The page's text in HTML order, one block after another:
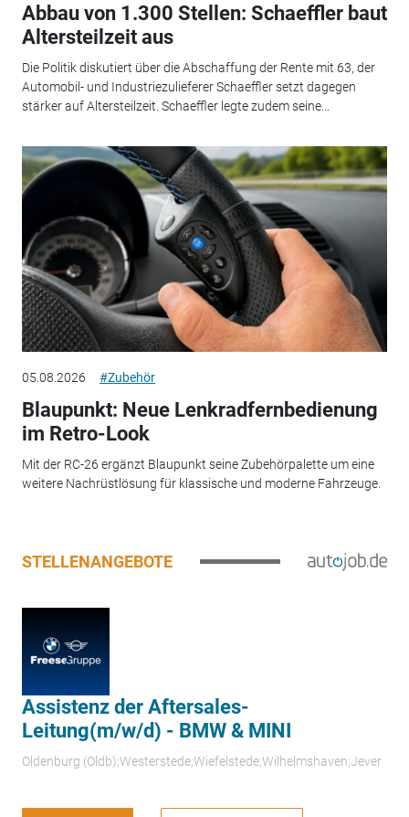
Abbau von 1.300 Stellen: Schaeffler baut
Altersteilzeit aus
Die Politik diskutiert über die Abschaffung der Rente mit 63, der
Automobil- und Industriezulieferer Schaeffler setzt dagegen
stärker auf Altersteilzeit. Schaeffler legte zudem seine...
05.08.2026 #Zubehör
Blaupunkt: Neue Lenkradfernbedienung
im Retro-Look
Mit der RC-26 ergänzt Blaupunkt seine Zubehörpalette um eine
weitere Nachrüstlösung für klassische und moderne Fahrzeuge.
STELLENANGEBOTE
Assistenz der Aftersales-
Leitung(m/w/d) - BMW & MINI
Oldenburg (Oldb);Westerstede;Wiefelstede;Wilhelmshaven;Jever